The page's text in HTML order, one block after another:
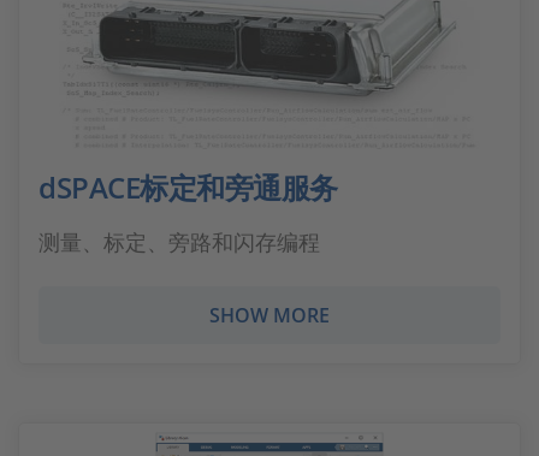
dSPACE标定和旁通服务
测量、标定、旁路和闪存编程
SHOW MORE